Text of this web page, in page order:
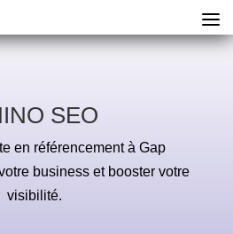
SEO
en référencement à Gap
business et booster votre
visibilité.